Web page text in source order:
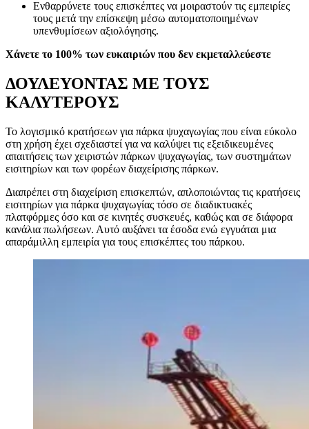
Ενθαρρύνετε τους επισκέπτες να μοιραστούν τις εμπειρίες
τους μετά την επίσκεψη μέσω αυτοματοποιημένων
υπενθυμίσεων αξιολόγησης.
Χάνετε το 100% των ευκαιριών που δεν εκμεταλλεύεστε
ΔΟΥΛΕΥΟΝΤΑΣ ΜΕ ΤΟΥΣ
ΚΑΛΥΤΕΡΟΥΣ
Το λογισμικό κρατήσεων για πάρκα ψυχαγωγίας που είναι εύκολο
στη χρήση έχει σχεδιαστεί για να καλύψει τις εξειδικευμένες
απαιτήσεις των χειριστών πάρκων ψυχαγωγίας, των συστημάτων
εισιτηρίων και των φορέων διαχείρισης πάρκων.
Διαπρέπει στη διαχείριση επισκεπτών, απλοποιώντας τις κρατήσεις
εισιτηρίων για πάρκα ψυχαγωγίας τόσο σε διαδικτυακές
πλατφόρμες όσο και σε κινητές συσκευές, καθώς και σε διάφορα
κανάλια πωλήσεων. Αυτό αυξάνει τα έσοδα ενώ εγγυάται μια
απαράμιλλη εμπειρία για τους επισκέπτες του πάρκου.